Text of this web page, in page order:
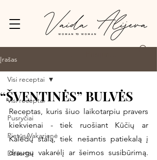
Įrašas
Visi receptai
Pusryčiai
Pietūs/Vakarienė
Desertai
Visi receptai
“ŠVENTINĖS” BULVĖS
Receptas, kuris šiuo laikotarpiu pravers
kiekvienai - tiek ruošiant Kūčių ar
Kalėdų stalą, tiek nešantis patiekalą į
draugų vakarėlį ar šeimos susibūrimą.